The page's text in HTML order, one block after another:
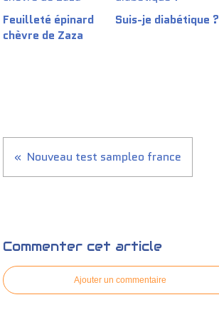
Feuilleté épinard
chèvre de Zaza
Suis-je diabétique ?
Nouveau test sampleo france
Commenter cet article
Ajouter un commentaire